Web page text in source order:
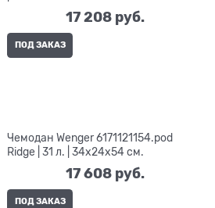
17 208 руб.
ПОД ЗАКАЗ
Чемодан Wenger 6171121154.pod
Ridge | 31 л. | 34x24x54 см.
17 608 руб.
ПОД ЗАКАЗ